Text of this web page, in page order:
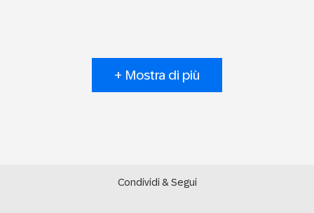
+ Mostra di più
Condividi & Segui